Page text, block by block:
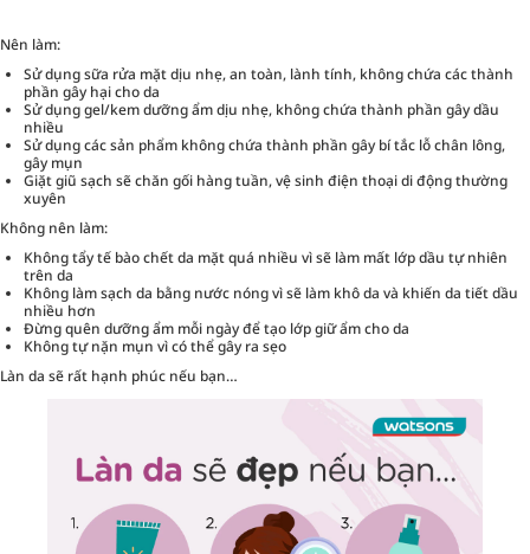
Nên làm:
Sử dụng sữa rửa mặt dịu nhẹ, an toàn, lành tính, không chứa các thành
phần gây hại cho da
Sử dụng gel/kem dưỡng ẩm dịu nhẹ, không chứa thành phần gây dầu
nhiều
Sử dụng các sản phẩm không chứa thành phần gây bí tắc lỗ chân lông,
gây mụn
Giặt giũ sạch sẽ chăn gối hàng tuần, vệ sinh điện thoại di động thường
xuyên
Không nên làm:
Không tẩy tế bào chết da mặt quá nhiều vì sẽ làm mất lớp dầu tự nhiên
trên da
Không làm sạch da bằng nước nóng vì sẽ làm khô da và khiến da tiết dầu
nhiều hơn
Đừng quên dưỡng ẩm mỗi ngày để tạo lớp giữ ẩm cho da
Không tự nặn mụn vì có thể gây ra sẹo
Làn da sẽ rất hạnh phúc nếu bạn…